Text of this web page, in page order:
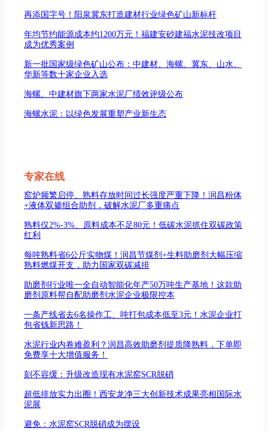
再添国字号！阳泉冀东打造建材行业绿色矿山新标杆
年均节约能源成本约1200万元！福建安砂建福水泥技改项目
成为优秀案例
新一批国家级绿色矿山公布：中建材、海螺、冀东、山水、
华新等数十家企业入选
海螺、中建材旗下两家水泥厂绩效评级公布
海螺水泥：以绿色发展重塑产业新生态
专家在线
窑炉频繁启停、熟料存放时间过长强度严重下降！润昌粉体
+液体双掺组合助剂，破解水泥厂多重痛点
熟料仅2%-3%、原料成本不足80元！低碳水泥抓住双碳政策
红利
每吨熟料省6公斤实物煤！润昌节煤剂+生料助磨剂大幅压缩
熟料燃煤开支，助力国家双碳减排
助磨剂行业唯一全自动智能化年产50万吨生产基地！这款助
磨剂原料帮自配助磨剂水泥企业极限控本
一条产线省去6名操作工、吨打包成本低至3元！水泥企业打
包省钱新思路！
水泥行业内卷难盈利？润昌高效助磨剂提质降熟料，下单即
免费享十大增值服务！
刻不容缓：升级改造现有水泥窑SCR脱硝
超低排放实力出圈！西安龙净三大创新技术成果亮相国际水
泥展
避免：水泥窑SCR脱硝成为摆设